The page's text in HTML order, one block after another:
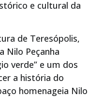
e cultural da
de Teresópolis,
Nilo Peçanha
verde” e um dos
a história do
homenageia Nilo